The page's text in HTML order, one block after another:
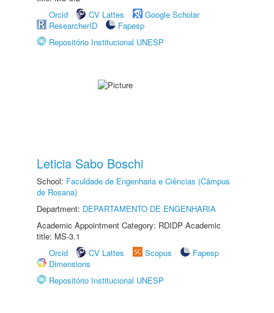
Orcid
CV Lattes
Google Scholar
ResearcherID
Fapesp
Repositório Institucional UNESP
Leticia Sabo Boschi
School: Faculdade de Engenharia e Ciências (Câmpus
de Rosana)
Department: DEPARTAMENTO DE ENGENHARIA
Academic Appointment Category: RDIDP Academic
title: MS-3.1
Orcid
CV Lattes Scopus
Fapesp
Dimensions
Repositório Institucional UNESP